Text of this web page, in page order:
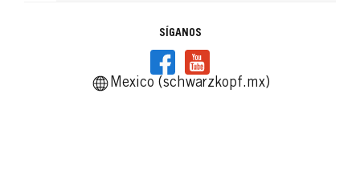
SÍGANOS
Mexico (schwarzkopf.mx)